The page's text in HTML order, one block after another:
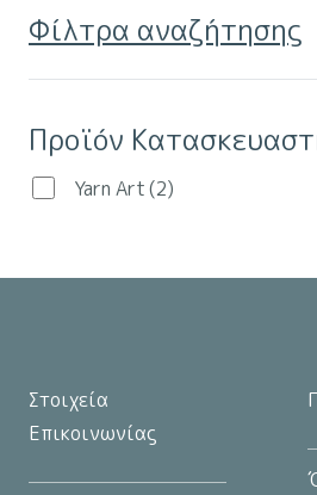
σελίδα
του
προϊόντος
Οι
επιλογές
να
του
Φίλτρα αναζήτησης
Προϊόν
Yarn Art(2)
Στοιχεία
Επικοινωνίας